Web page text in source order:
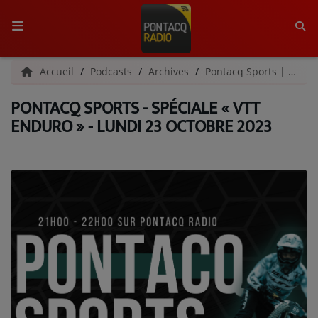
ACCUEIL
RADIO
L'ÉQUIPE
C'ÉTAIT QUOI CE TITRE ?
MÉDIAS
PODCASTS - SAISON 2026/2027
Accueil Podcasts Archives Pontacq Sports | Archives
PONTACQ SPORTS - SPÉCIALE « VTT
ENDURO » - LUNDI 23 OCTOBRE 2023